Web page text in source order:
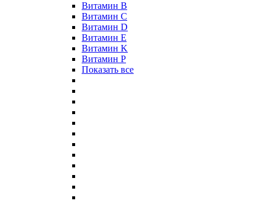
Витамин B
Витамин C
Витамин D
Витамин E
Витамин K
Витамин P
Показать все